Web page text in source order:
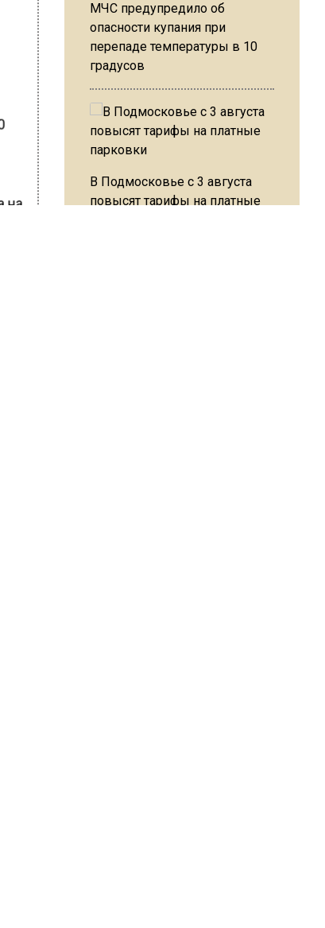
на
МЧС предупредило об
опасности купания при
перепаде температуры в 10
градусов
В Подмосковье с 3 августа
повысят тарифы на платные